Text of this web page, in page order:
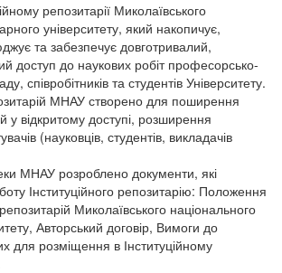
репозитарії Миколаївського
університету, який накопичує,
та забезпечує довготривалий,
доступ до наукових робіт професорсько-
співробітників та студентів Університету.
МНАУ створено для поширення
у відкритому доступі, розширення
(науковців, студентів, викладачів
МНАУ розроблено документи, які
Інституційного репозитарію: Положення
Миколаївського національного
Авторський договір, Вимоги до
для розміщення в Інституційному